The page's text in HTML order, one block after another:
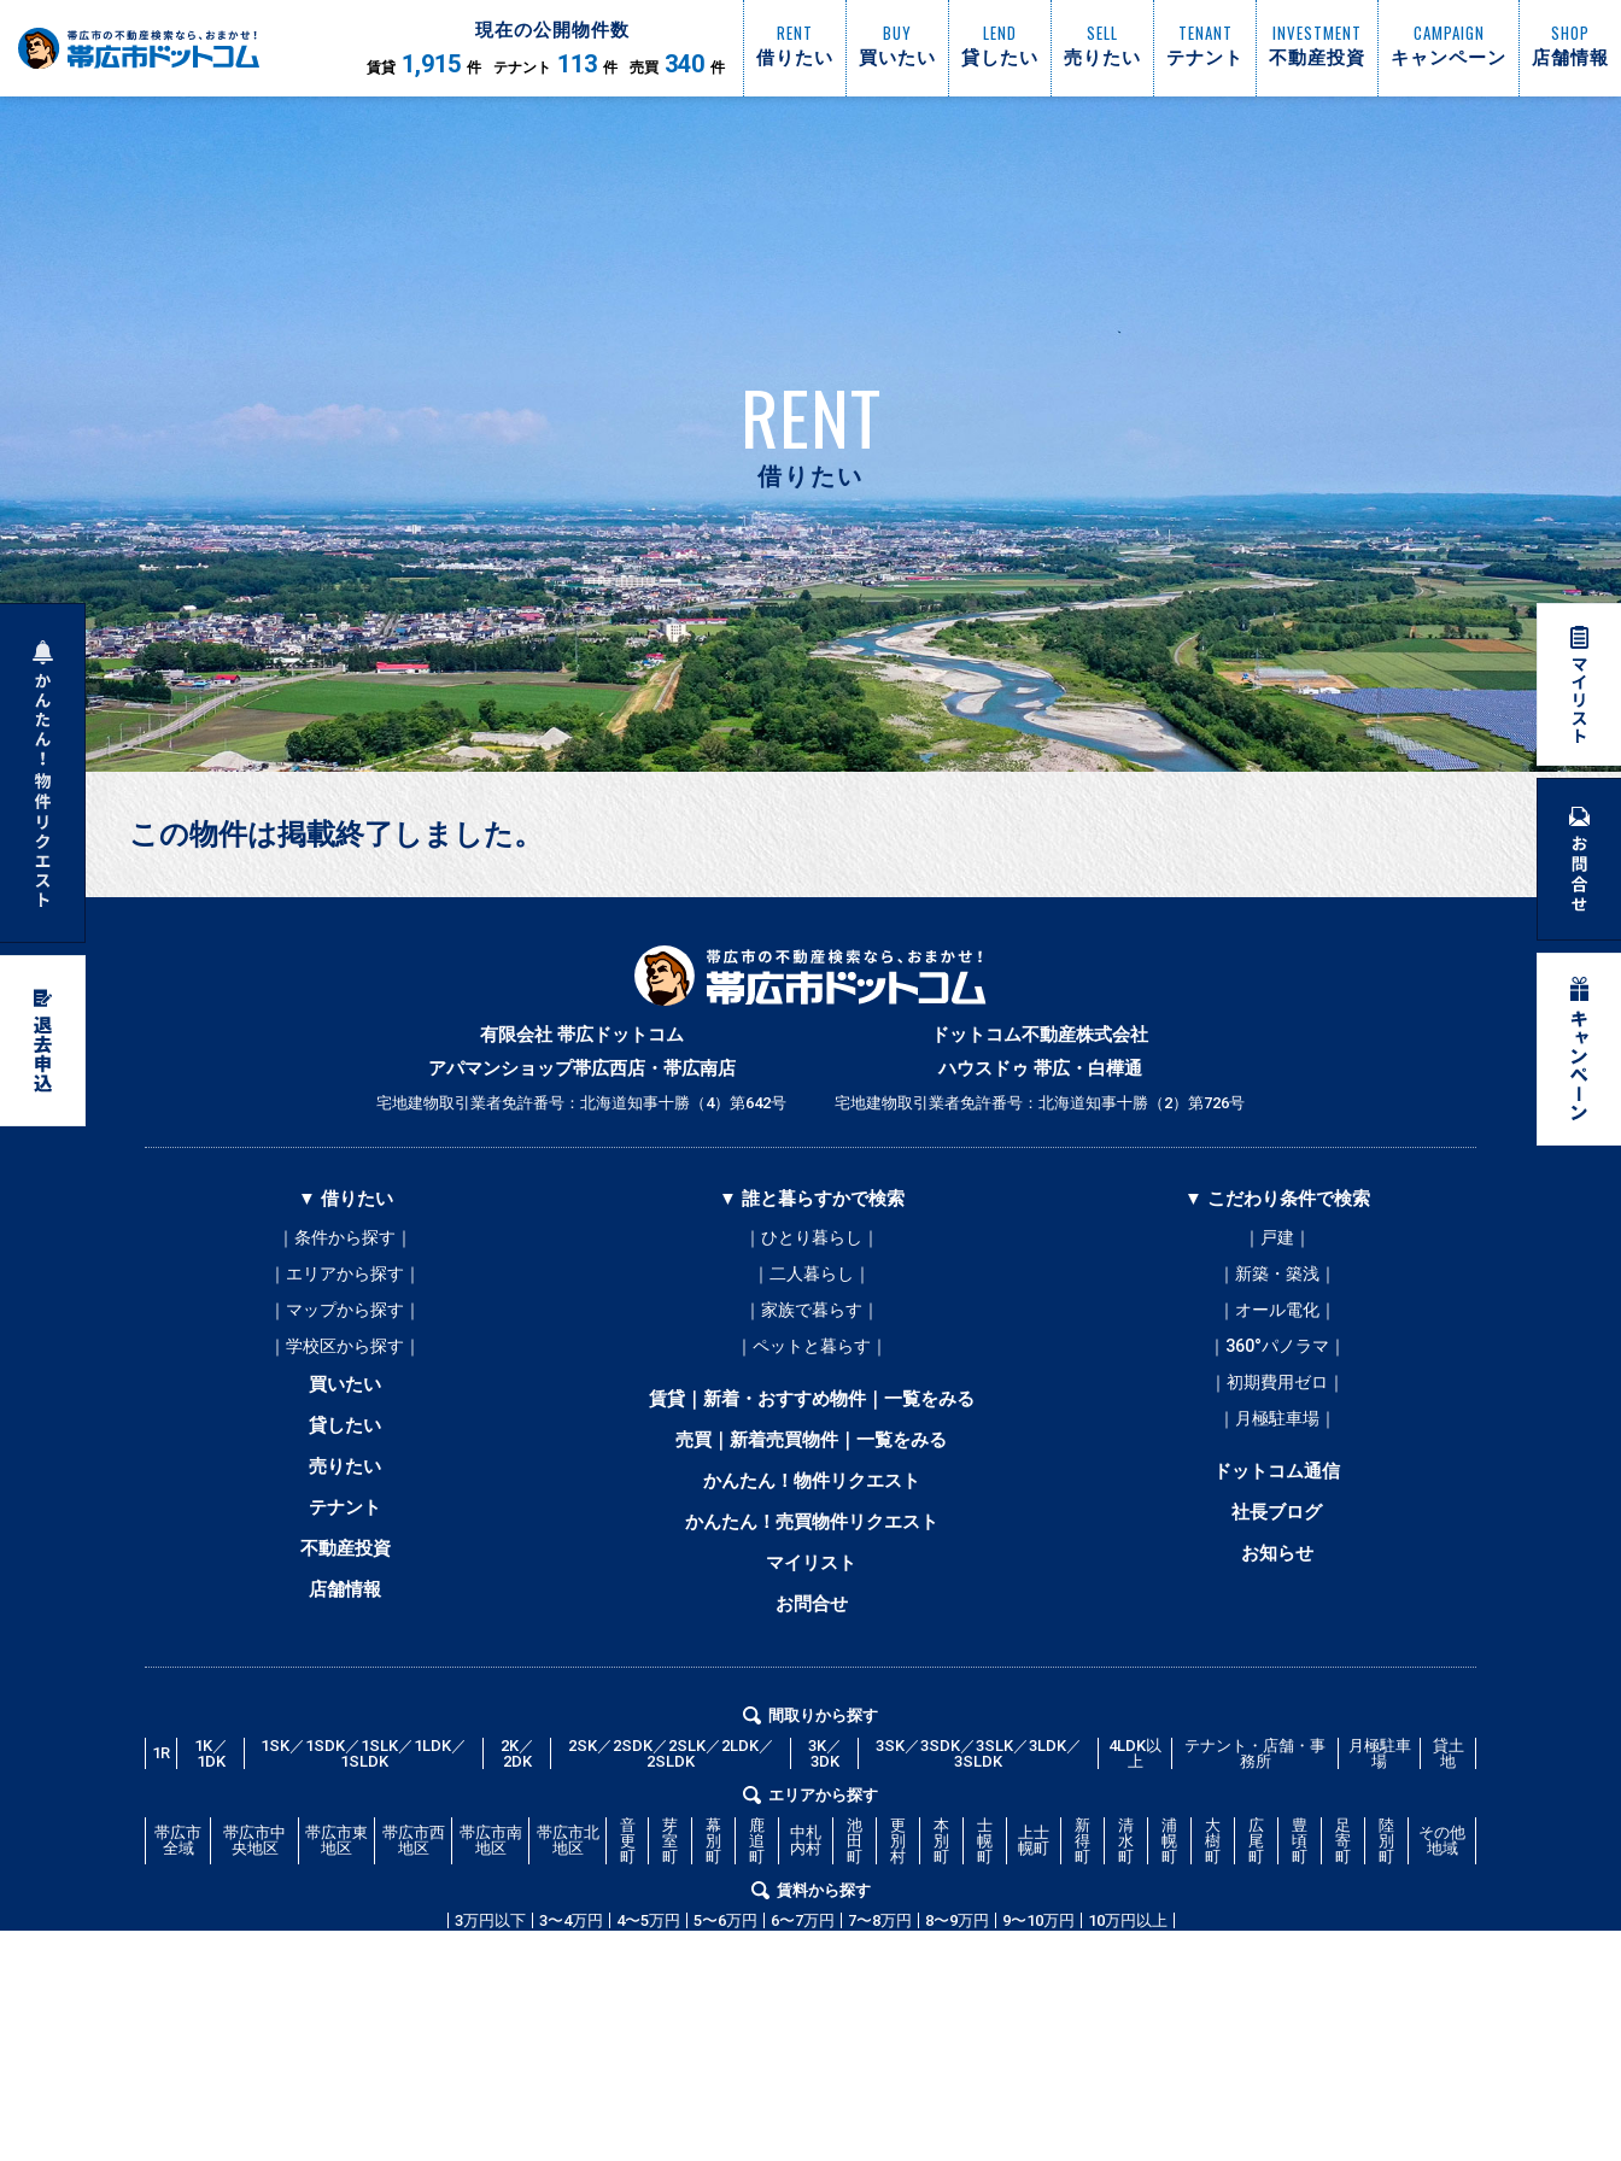
RENT
借りたい
この物件は掲載終了しました。
有限会社 帯広ドットコム
アパマンショップ帯広西店・帯広南店
宅地建物取引業者免許番号：北海道知事十勝（4）第642号
ドットコム不動産株式会社
ハウスドゥ 帯広・白樺通
宅地建物取引業者免許番号：北海道知事十勝（2）第726号
▼ 借りたい
｜条件から探す｜
｜エリアから探す｜
｜マップから探す｜
｜学校区から探す｜
買いたい
貸したい
売りたい
テナント
不動産投資
店舗情報
▼ 誰と暮らすかで検索
｜ひとり暮らし｜
｜二人暮らし｜
｜家族で暮らす｜
｜ペットと暮らす｜
賃貸｜新着・おすすめ物件｜一覧をみる
売買｜新着売買物件｜一覧をみる
かんたん！物件リクエスト
かんたん！売買物件リクエスト
マイリスト
お問合せ
▼ こだわり条件で検索
｜戸建｜
｜新築・築浅｜
｜オール電化｜
｜360°パノラマ｜
｜初期費用ゼロ｜
｜月極駐車場｜
ドットコム通信
社長ブログ
お知らせ
間取りから探す
1R
1K／
1DK
1SK／1SDK／1SLK／1LDK／
1SLDK
2K／
2DK
2SK／2SDK／2SLK／2LDK／
2SLDK
3K／
3DK
3SK／3SDK／3SLK／3LDK／
3SLDK
4LDK以
上
テナント・店舗・事
務所
月極駐車
場
貸土
地
エリアから探す
帯広市
全域
帯広市中
央地区
帯広市東
地区
帯広市西
地区
帯広市南
地区
帯広市北
地区
音
更
町
芽
室
町
幕
別
町
鹿
追
町
中札
内村
池
田
町
更
別
村
本
別
町
士
幌
町
上士
幌町
新
得
町
清
水
町
浦
幌
町
大
樹
町
広
尾
町
豊
頃
町
足
寄
町
陸
別
町
その他
地域
賃料から探す
3万円以下
3〜4万円 4〜5万円 5〜6万円 6〜7万円 7〜8万円 8〜9万円 9〜10万円 10万円以上
現在の公開物件数
賃貸 1,915 件 テナント 113 件 売買 340 件
RENT
借りたい
BUY
買いたい
LEND
貸したい
SELL
売りたい
TENANT
テナント
INVESTMENT
不動産投資
CAMPAIGN
キャンペーン
SHOP
店舗情報